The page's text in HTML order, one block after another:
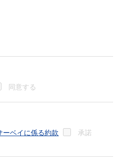
同意する
ーベイに係る約款
承諾